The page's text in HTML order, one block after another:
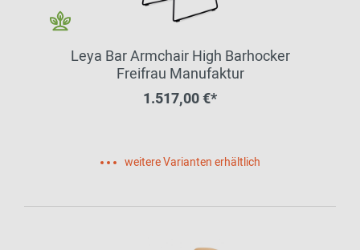
Leya Bar Armchair High Barhocker
Freifrau Manufaktur
1.517,00 €*
weitere Varianten erhältlich